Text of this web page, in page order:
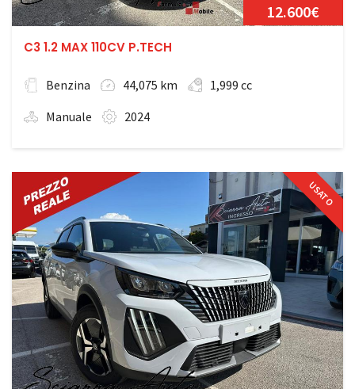
12.600€
C3 1.2 MAX 110CV P.TECH
Benzina 44,075 km
1,999 cc
Manuale
2024
USATO